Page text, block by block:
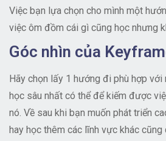
Việc bạn lựa chọn cho mình một
việc ôm đồm cái gì cũng học nhưng
Góc nhìn của
Hãy chọn lấy 1 hướng đi phù hợp với
học sâu nhất có thể để kiếm được
nó. Về sau khi bạn muốn phát triển
hay học thêm các lĩnh vực khác cũng